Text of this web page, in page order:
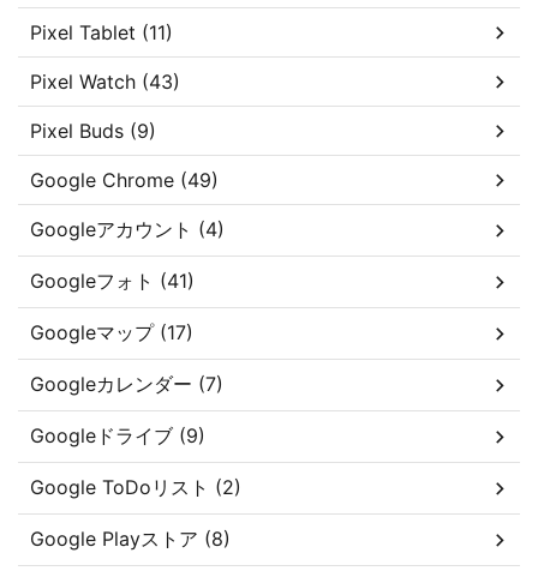
Pixel Tablet (11)
Pixel Watch (43)
Pixel Buds (9)
Google Chrome (49)
Googleアカウント (4)
Googleフォト (41)
Googleマップ (17)
Googleカレンダー (7)
Googleドライブ (9)
Google ToDoリスト (2)
Google Playストア (8)